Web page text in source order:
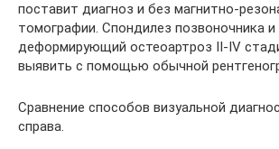
поставит диагноз и без магнитно-
томографии. Cпондилез позвоночника и
деформирующий остеоартроз II-IV
выявить с помощью обычной
Сравнение способов визуальной
справа.